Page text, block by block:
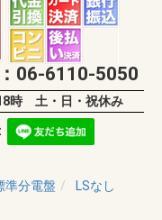
06-6110-5050
時 土・日・祝休み
準分電盤
LSなし